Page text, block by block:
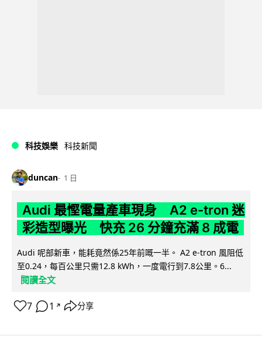
科技娛樂 科技新聞
duncan 1 日
Audi 最慳電量產車現身 A2 e-tron 迷
彩造型曝光 快充 26 分鐘充滿 8 成電
Audi 呢部新車，能耗竟然係25年前嘅一半。 A2 e-tron 風阻低
至0.24，每百公里只需12.8 kWh，一度電行到7.8公里。6...
閱讀全文
7 1 ↗ 分享